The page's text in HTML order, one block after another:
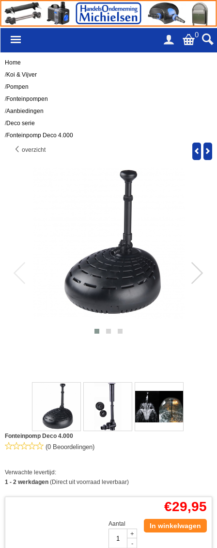
0
Home
/Koi & Vijver
/Pompen
/Fonteinpompen
/Aanbiedingen
/Deco serie
/Fonteinpomp Deco 4.000
overzicht
Fonteinpomp Deco 4.000
(0 Beoordelingen)
Verwachte levertijd:
1 - 2 werkdagen (Direct uit voorraad leverbaar)
€29,95
Aantal
+
-
In winkelwagen